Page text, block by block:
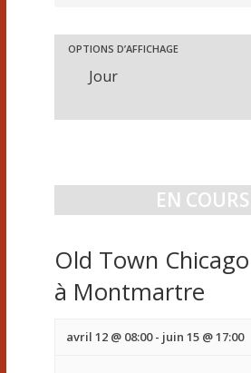
h
c
e
t
n
a
v
N
v
g
a
t
i
o
OPTIONS D’AFFICHAGE
Jour
EN COURS
Old Town Chicago
à Montmartre
avril 12 @ 08:00- juin 15 @ 17:00